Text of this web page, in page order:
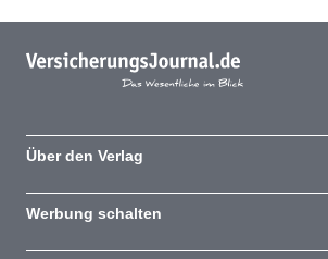
Über den Verlag
Werbung schalten